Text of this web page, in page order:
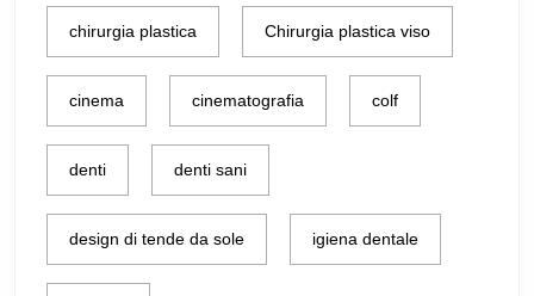
chirurgia plastica Chirurgia plastica viso
cinema cinematografia colf
denti denti sani
design di tende da sole igiena dentale